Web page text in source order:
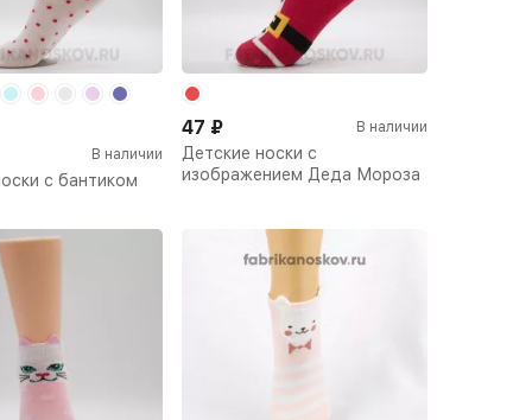
с бантиком
В наличии
Детские носки с
изображением Деда Мороза
47 ₽ В наличии